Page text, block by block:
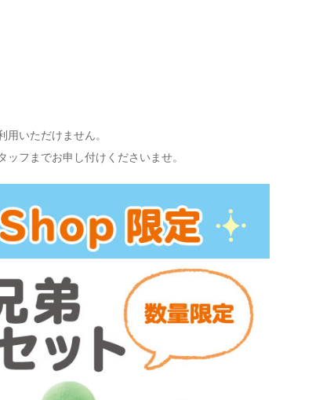
いただけません。
フまでお申し付けくださいませ。